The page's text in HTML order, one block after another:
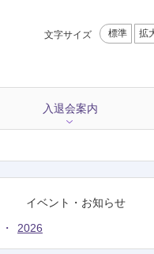
文字サイズ 標準 拡
入退会案内
イベント・お知らせ
2026